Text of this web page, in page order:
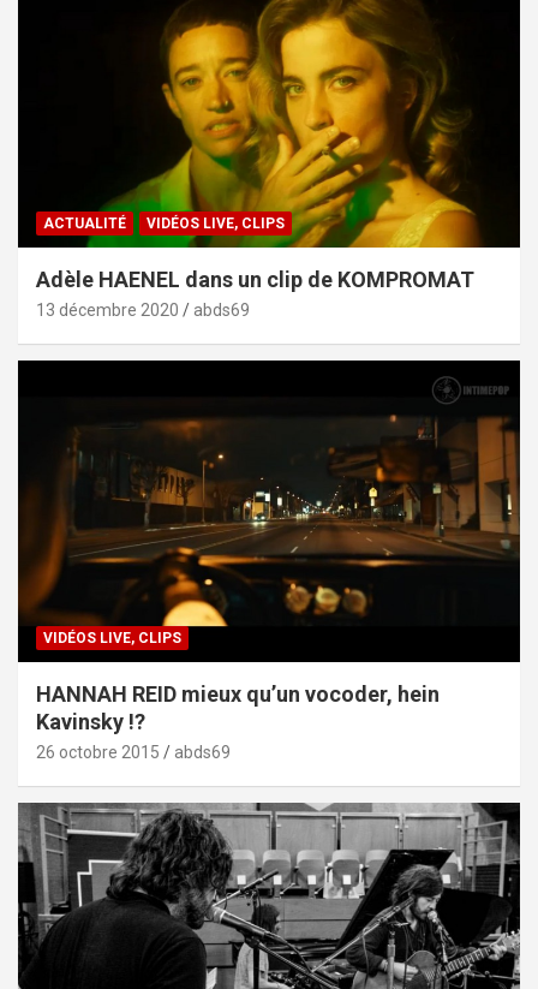
ACTUALITÉ VIDÉOS LIVE, CLIPS
Adèle HAENEL dans un clip de KOMPROMAT
13 décembre 2020 abds69
VIDÉOS LIVE, CLIPS
HANNAH REID mieux qu’un vocoder, hein
Kavinsky !?
26 octobre 2015 abds69